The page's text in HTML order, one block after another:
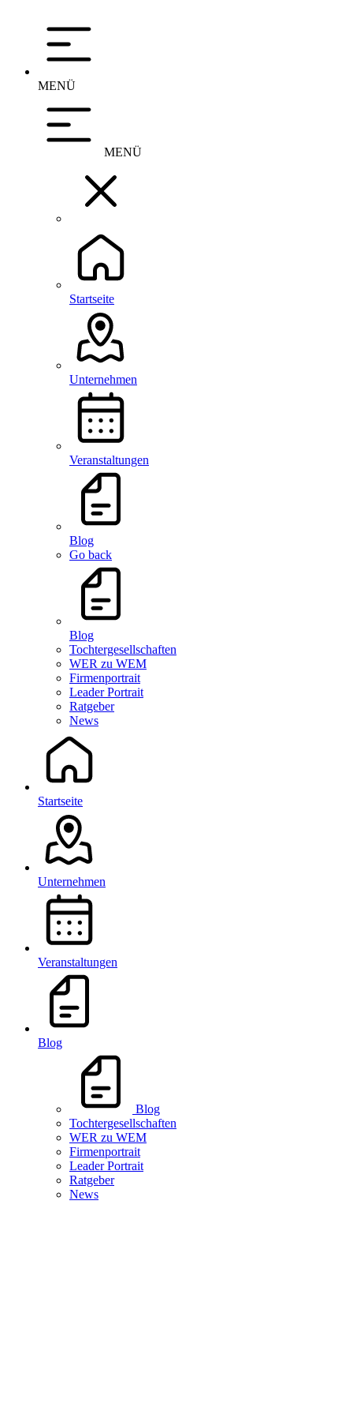
MENÜ
MENÜ
Startseite
Unternehmen
Veranstaltungen
Blog
Go back
Blog
Tochtergesellschaften
WER zu WEM
Firmenportrait
Leader Portrait
Ratgeber
News
Startseite
Unternehmen
Veranstaltungen
Blog
Blog
Tochtergesellschaften
WER zu WEM
Firmenportrait
Leader Portrait
Ratgeber
News